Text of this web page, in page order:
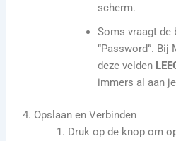
scherm.
Soms vraagt de
“Password”. Bij
deze velden
immers al aan
4. Opslaan en Verbinden
Druk op de knop om